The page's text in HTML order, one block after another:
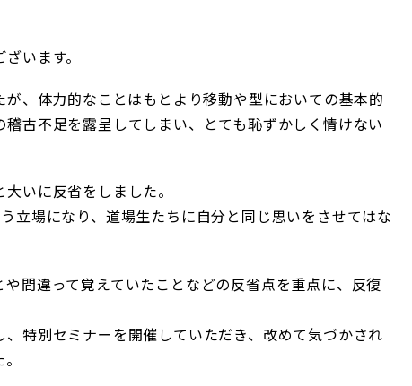
います。
、体力的なことはもとより移動や型においての基本的
古不足を露呈してしまい、とても恥ずかしく情けない
いに反省をしました。
立場になり、道場生たちに自分と同じ思いをさせてはな
間違って覚えていたことなどの反省点を重点に、反復
特別セミナーを開催していただき、改めて気づかされ